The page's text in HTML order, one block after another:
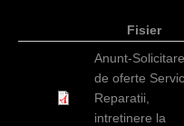
r
Fisier
Anunt-Solicitare
de oferte
Reparatii,
intretinere la